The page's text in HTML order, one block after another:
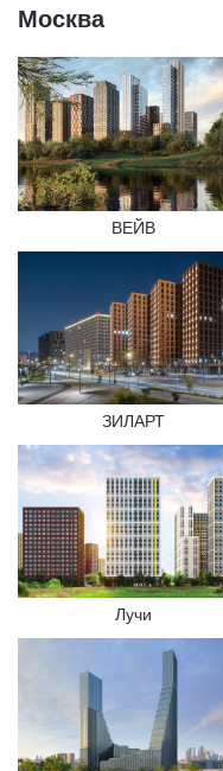
Москва
ВЕЙВ
ЗИЛАРТ
Лучи